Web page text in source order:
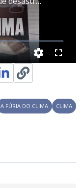
A FÚRIA DO CLIMA
CLIMA